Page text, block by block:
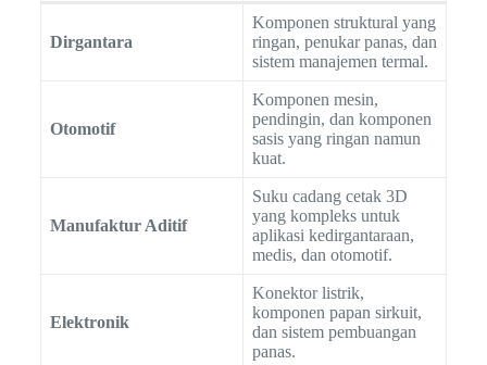
Dirgantara
Komponen struktural yang
ringan, penukar panas, dan
sistem manajemen termal.
Otomotif
Komponen mesin,
pendingin, dan komponen
sasis yang ringan namun
kuat.
Manufaktur Aditif
Suku cadang cetak 3D
yang kompleks untuk
aplikasi kedirgantaraan,
medis, dan otomotif.
Elektronik
Konektor listrik,
komponen papan sirkuit,
dan sistem pembuangan
panas.